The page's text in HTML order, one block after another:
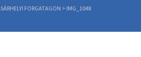
FORGATAGON > IMG_1048